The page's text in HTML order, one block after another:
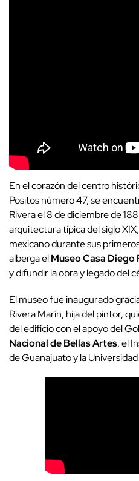
En el corazón del centro
Positos número 47, se
Rivera el 8 de diciembre de
arquitectura típica del siglo
mexicano durante sus
alberga elMuseo Casa Diego
y difundir la obra y legado del
El museo fue inaugurado
Rivera Marín, hija del pintor,
del edificio con el apoyo del
Nacional de Bellas Artes, el
de Guanajuato y la